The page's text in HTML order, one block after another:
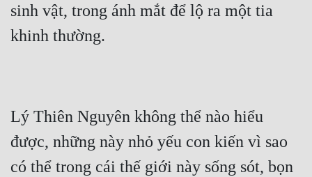
sinh vật, trong ánh mắt để lộ ra một tia
khinh thường.
Lý Thiên Nguyên không thể nào hiểu
được, những này nhỏ yếu con kiến vì sao
có thể trong cái thế giới này sống sót, bọn